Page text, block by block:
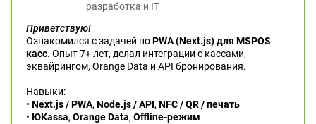
разработка и IT
Приветствую!
Ознакомился с задачей поPWA (Next.js) для MSPOS
касс. Опыт 7+ лет, делал интеграции с кассами,
эквайрингом, Orange Data и API бронирования.
Навыки:
• Next.js / PWA,Node.js / API,NFC / QR / печать
• ЮKassa,Orange Data,Offline-режим